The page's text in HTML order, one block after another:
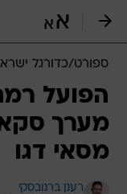
ספורט/כדורגל
הפועל
מערך
מסאי דגו
רענן ברנובסקי